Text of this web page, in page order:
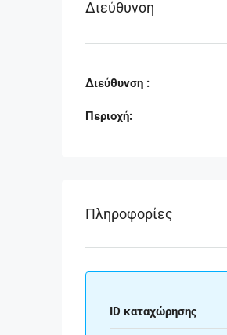
Διεύθυνση
Διεύθυνση :
Περιοχή:
Πληροφορίες
ID καταχώρησης